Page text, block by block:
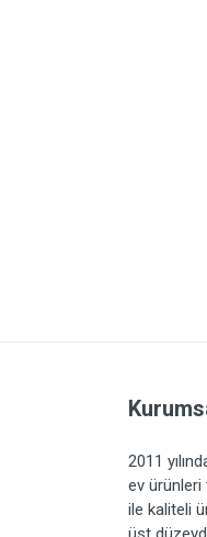
2011
ev ürünleri
ile kaliteli